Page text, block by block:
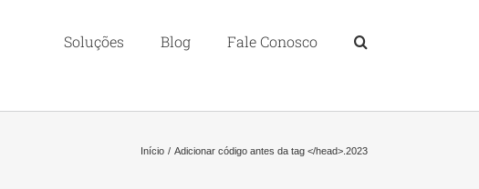
Soluções Blog Fale Conosco
Início Adicionar código antes da tag </head>. 2023